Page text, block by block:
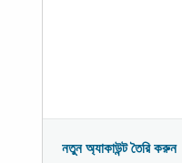
নতুন অ্যাকাউন্ট তৈরি করুন